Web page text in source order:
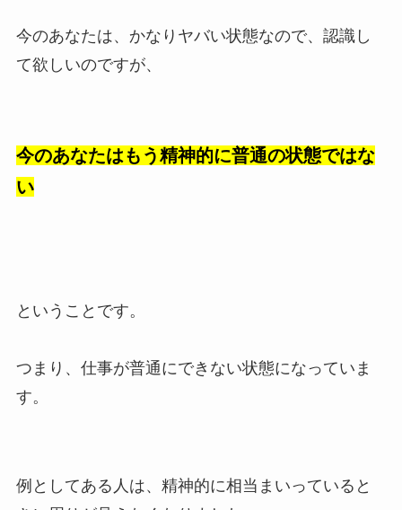
今のあなたは、かなりヤバい状態なので、認識し
て欲しいのですが、
今のあなたはもう精神的に普通の状態ではな
い
ということです。
つまり、仕事が普通にできない状態になっていま
す。
例としてある人は、精神的に相当まいっていると